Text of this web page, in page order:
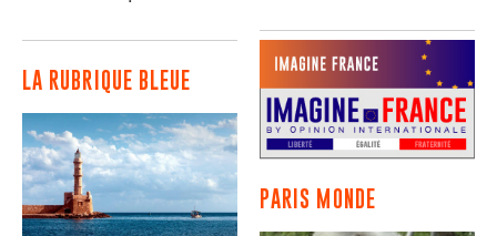
LA RUBRIQUE BLEUE
PARIS MONDE